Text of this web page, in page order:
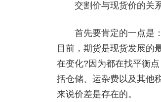
交割价与现货价的关系
首先要肯定的一点是：
目前，期货是现货发展的
在变化?因为都在找平衡
括仓储、运杂费以及其他
来说价差是存在的。